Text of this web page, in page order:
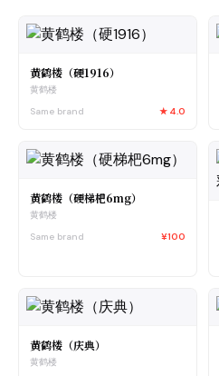
黄鹤楼（硬1916）
黄鹤楼
Same brand
★ 4.0
黄鹤楼（硬梯杷6mg）
黄鹤楼
Same brand
¥100
黄鹤楼（庆典）
黄鹤楼